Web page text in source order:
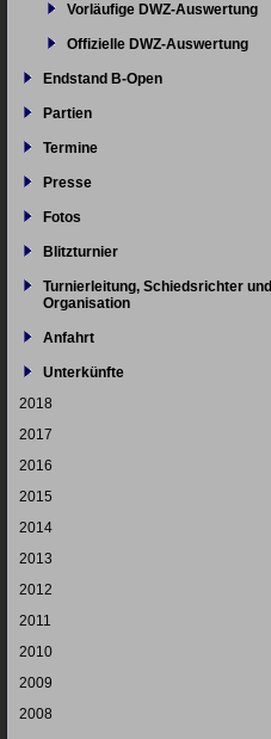
Vorläufige DWZ-Auswertung
Offizielle DWZ-Auswertung
Endstand B-Open
Partien
Termine
Presse
Fotos
Blitzturnier
Turnierleitung, Schiedsrichter und
Organisation
Anfahrt
Unterkünfte
2018
2017
2016
2015
2014
2013
2012
2011
2010
2009
2008